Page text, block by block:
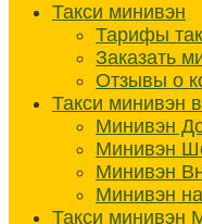
Такси минивэн
Тарифы
Заказать
Отзывы о
Такси минивэн
Минивэн
Минивэн
Минивэн
Минивэн
Такси минивэн